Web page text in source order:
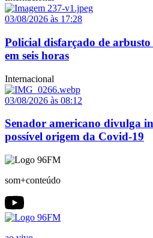
03/08/2026 às 17:28
Policial disfarçado de
em seis horas
Internacional
03/08/2026 às 08:12
Senador americano divulga
possível origem da Covid-19
som+conteúdo